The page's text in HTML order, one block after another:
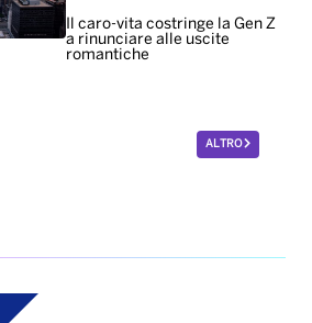
Il caro-vita costringe la Gen Z
a rinunciare alle uscite
romantiche
ALTRO